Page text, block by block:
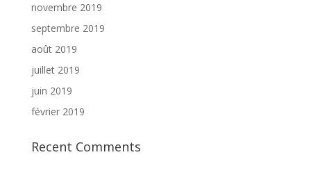
novembre 2019
septembre 2019
août 2019
juillet 2019
juin 2019
février 2019
Recent Comments